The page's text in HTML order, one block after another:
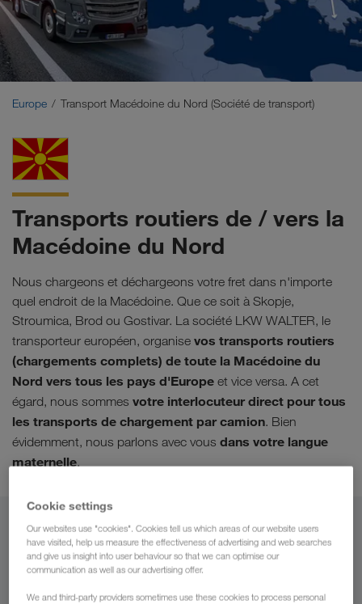
Russie
Moyen-Orient
Europe Transport Macédoine du Nord (Société de transport)
Transports routiers de / vers la
Macédoine du Nord
Nous chargeons et déchargeons votre fret dans n'importe
quel endroit de la Macédoine. Que ce soit à Skopje,
Stroumica, Brod ou Gostivar. La société LKW WALTER, le
transporteur européen, organise vos transports routiers
(chargements complets) de toute la Macédoine du
Nord vers tous les pays d'Europe et vice versa. A cet
égard, nous sommes votre interlocuteur direct pour tous
les transports de chargement par camion. Bien
évidemment, nous parlons avec vous dans votre langue
maternelle.
De
Luxembourg
Cookie settings
Our websites use "cookies". Cookies tell us which areas of our website users
have visited, help us measure the effectiveness of advertising and web searches
and give us insight into user behaviour so that we can optimise our
communication as well as our advertising offer.
We and third-party providers sometimes use these cookies to process personal